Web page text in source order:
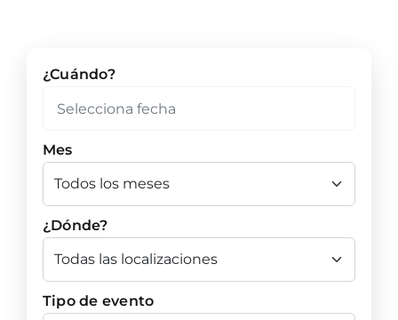
¿Cuándo?
Mes
¿Dónde?
Tipo de evento